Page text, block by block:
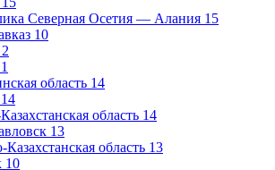
Северная Осетия — Алания 15
10
2
1
область 14
14
область 14
13
Казахстанская область 13
10